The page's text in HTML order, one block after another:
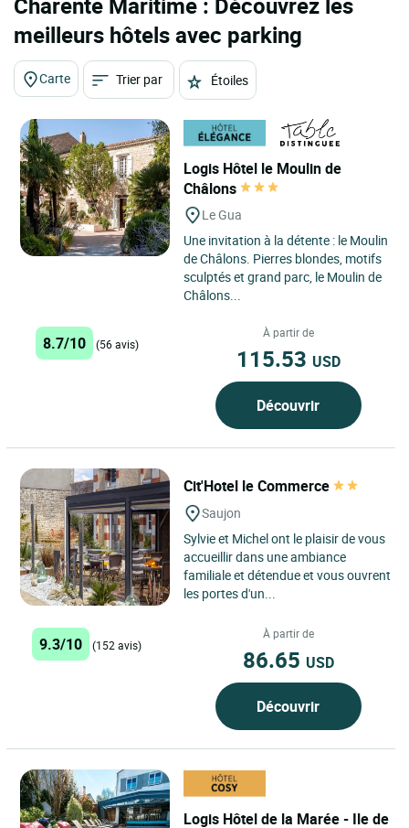
meilleurs hôtels avec parking
Carte Trier par Étoiles
Logis Hôtel le Moulin de
Châlons
Le Gua
Une invitation à la détente : le Moulin
de Châlons. Pierres blondes, motifs
sculptés et grand parc, le Moulin de
Châlons...
8.7/10 (56 avis)
À partir de
115.53 USD
Découvrir
Cit'Hotel le Commerce
Saujon
Sylvie et Michel ont le plaisir de vous
accueillir dans une ambiance
familiale et détendue et vous ouvrent
les portes d'un...
9.3/10 (152 avis)
À partir de
86.65 USD
Découvrir
Logis Hôtel de la Marée - Ile de